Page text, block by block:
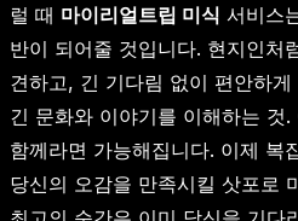
럴 때 마이리얼트립 미식 서비스
반이 되어줄 것입니다. 현지인처
견하고, 긴 기다림 없이 편안하
긴 문화와 이야기를 이해하는
함께라면 가능해집니다. 이제 복
당신의 오감을 만족시킬 삿포로